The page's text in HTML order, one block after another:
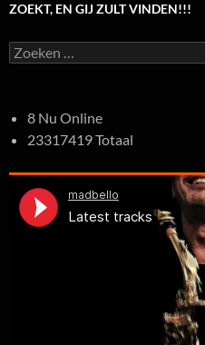
ZOEKT, EN GIJ ZULT VINDEN!!!
Zoeken
naar:
8 Nu Online
23317419 Totaal